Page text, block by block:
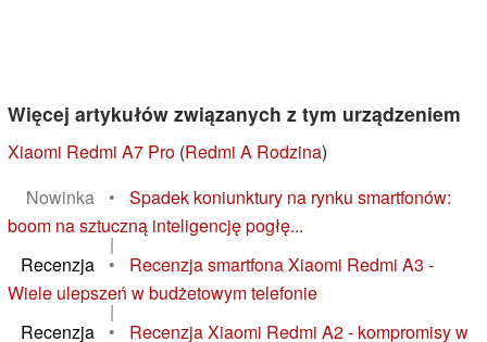
Więcej artykułów związanych z tym urządzeniem
Xiaomi Redmi A7 Pro (Redmi A Rodzina)
Nowinka
•
Spadek koniunktury na rynku smartfonów:
boom na sztuczną inteligencję pogłę...
|
Recenzja
•
Recenzja smartfona Xiaomi Redmi A3 -
Wiele ulepszeń w budżetowym telefonie
|
Recenzja
•
Recenzja Xiaomi Redmi A2 - kompromisy w